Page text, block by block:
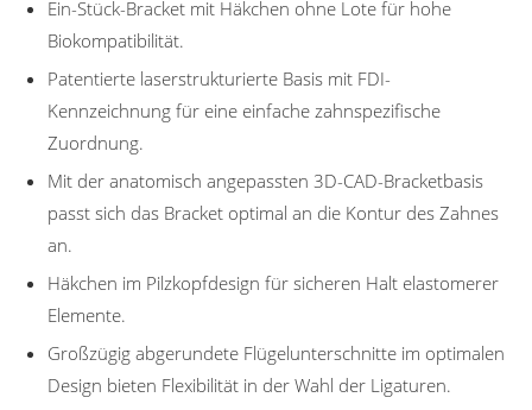
Ein-Stück-Bracket mit Häkchen ohne Lote für hohe
Biokompatibilität.
Patentierte laserstrukturierte Basis mit FDI-
Kennzeichnung für eine einfache zahnspezifische
Zuordnung.
Mit der anatomisch angepassten 3D-CAD-Bracketbasis
passt sich das Bracket optimal an die Kontur des Zahnes
an.
Häkchen im Pilzkopfdesign für sicheren Halt elastomerer
Elemente.
Großzügig abgerundete Flügelunterschnitte im optimalen
Design bieten Flexibilität in der Wahl der Ligaturen.